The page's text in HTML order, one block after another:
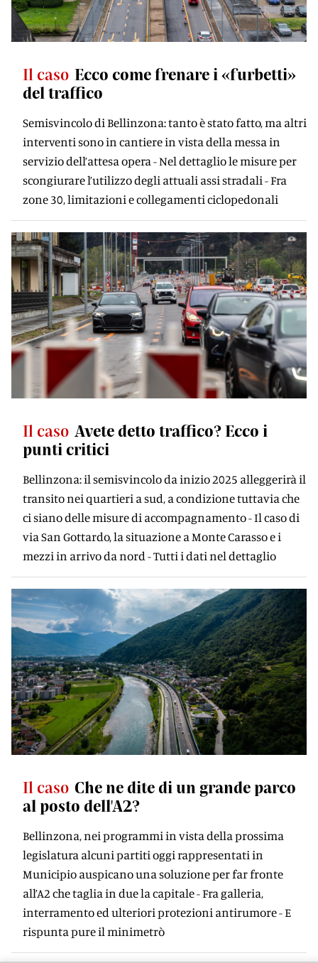
Il caso Ecco come frenare i «furbetti»
del traffico
Semisvincolo di Bellinzona: tanto è stato fatto, ma altri
interventi sono in cantiere in vista della messa in
servizio dell’attesa opera - Nel dettaglio le misure per
scongiurare l’utilizzo degli attuali assi stradali - Fra
zone 30, limitazioni e collegamenti ciclopedonali
Il caso Avete detto traffico? Ecco i
punti critici
Bellinzona: il semisvincolo da inizio 2025 alleggerirà il
transito nei quartieri a sud, a condizione tuttavia che
ci siano delle misure di accompagnamento - Il caso di
via San Gottardo, la situazione a Monte Carasso e i
mezzi in arrivo da nord - Tutti i dati nel dettaglio
Il caso Che ne dite di un grande parco
al posto dell'A2?
Bellinzona, nei programmi in vista della prossima
legislatura alcuni partiti oggi rappresentati in
Municipio auspicano una soluzione per far fronte
all’A2 che taglia in due la capitale - Fra galleria,
interramento ed ulteriori protezioni antirumore - E
rispunta pure il minimetrò